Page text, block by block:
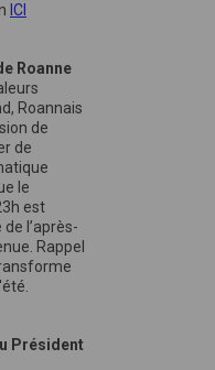
ICI
Roanne
Roannais
de
de
le
est
l’après-
Rappel
Président